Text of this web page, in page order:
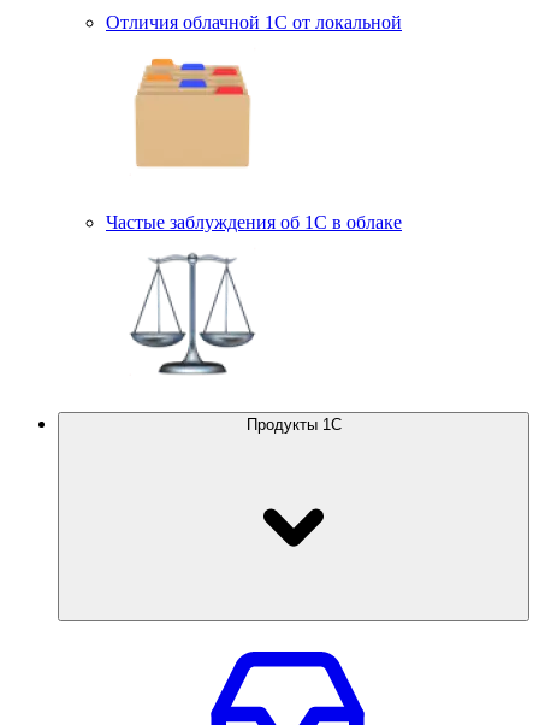
Отличия облачной 1С от локальной
Частые заблуждения об 1С в облаке
Продукты 1С